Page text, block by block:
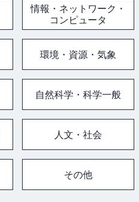
情報・ネットワーク・
コンピュータ
環境・資源・気象
自然科学・科学一般
人文・社会
その他